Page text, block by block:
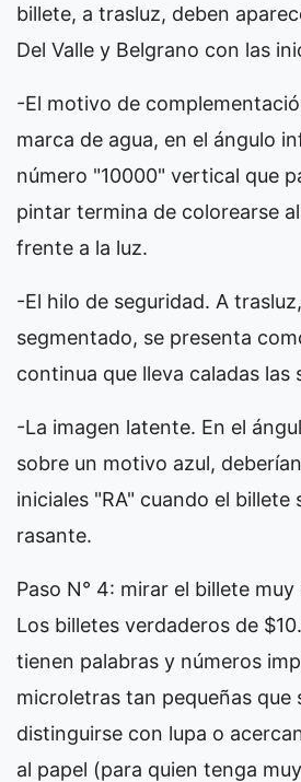
billete, a trasluz, deben
Del Valle y Belgrano con las
-El motivo de
marca de agua, en el ángulo
número "10000" vertical que
pintar termina de colorearse
frente a la luz.
-El hilo de seguridad. A
segmentado, se presenta
continua que lleva caladas las
-La imagen latente. En el
sobre un motivo azul,
iniciales "RA" cuando el billete
rasante.
Paso N° 4: mirar el billete muy
Los billetes verdaderos de
tienen palabras y números
microletras tan pequeñas que
distinguirse con lupa o
al papel (para quien tenga